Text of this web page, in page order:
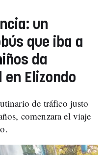
un
que iba a
da
Elizondo
de tráfico justo
comenzara el viaje